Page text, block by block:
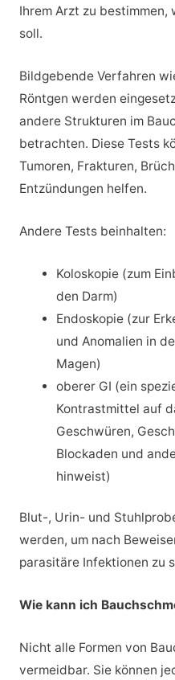
Ihrem Arzt zu
soll.
Bildgebende Verfahren
Röntgen werden
andere Strukturen im
betrachten. Diese Tests
Tumoren, Frakturen,
Entzündungen helfen.
Andere Tests beinhalten:
Koloskopie (zum
den Darm)
Endoskopie (zur
und Anomalien in
Magen)
oberer GI (ein
Kontrastmittel auf
Geschwüren,
Blockaden und
hinweist)
Blut-, Urin- und
werden, um nach
parasitäre Infektionen zu
Wie kann ich
Nicht alle Formen von
vermeidbar. Sie können